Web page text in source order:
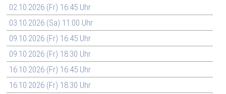
02.10.2026 (Fr) 16:45 Uhr
03.10.2026 (Sa) 11:00 Uhr
09.10.2026 (Fr) 16:45 Uhr
09.10.2026 (Fr) 18:30 Uhr
16.10.2026 (Fr) 16:45 Uhr
16.10.2026 (Fr) 18:30 Uhr